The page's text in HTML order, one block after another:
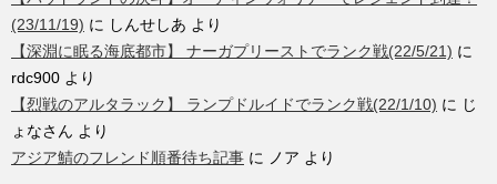
(23/11/19) に しんせしあ より
【深淵に眠る海底都市】 ナーガプリーストでランク戦(22/5/21) に
rdc900 より
【烈戦のアルタラック】 ランプドルイドでランク戦(22/1/10) に じ
ょなさん より
アジア鯖のフレンド順番待ち記事 に ノア より